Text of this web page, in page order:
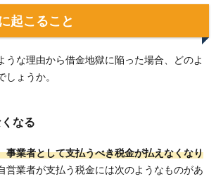
起こること
うな理由から借金地獄に陥った場合、どのよ
ょうか。
なる
事業者として支払うべき税金が払えなくなり
営業者が支払う税金には次のようなものがあ